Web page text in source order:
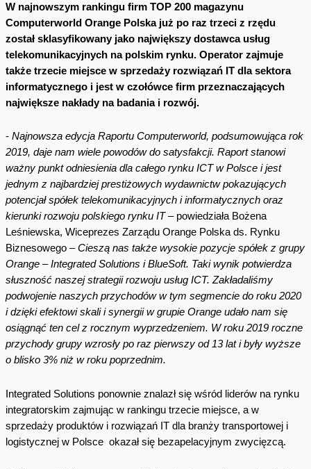
W najnowszym rankingu firm TOP 200 magazynu
Computerworld Orange Polska już po raz trzeci z rzędu
został sklasyfikowany jako największy dostawca usług
telekomunikacyjnych na polskim rynku. Operator zajmuje
także trzecie miejsce w sprzedaży rozwiązań IT dla sektora
informatycznego i jest w czołówce firm przeznaczających
największe nakłady na badania i rozwój.
- Najnowsza edycja Raportu Computerworld, podsumowująca rok
2019, daje nam wiele powodów do satysfakcji. Raport stanowi
ważny punkt odniesienia dla całego rynku ICT w Polsce i jest
jednym z najbardziej prestiżowych wydawnictw pokazujących
potencjał spółek telekomunikacyjnych i informatycznych oraz
kierunki rozwoju polskiego rynku IT– powiedziała Bożena
Leśniewska, Wiceprezes Zarządu Orange Polska ds. Rynku
Biznesowego –Cieszą nas także wysokie pozycje spółek z grupy
Orange – Integrated Solutions i BlueSoft. Taki wynik potwierdza
słuszność naszej strategii rozwoju usług ICT. Zakładaliśmy
podwojenie naszych przychodów w tym segmencie do roku 2020
i dzięki efektowi skali i synergii w grupie Orange udało nam się
osiągnąć ten cel z rocznym wyprzedzeniem. W roku 2019 roczne
przychody grupy wzrosły po raz pierwszy od 13 lat i były wyższe
o blisko 3% niż w roku poprzednim.
Integrated Solutions ponownie znalazł się wśród liderów na rynku
integratorskim zajmując w rankingu trzecie miejsce, a w
sprzedaży produktów i rozwiązań IT dla branży transportowej i
logistycznej w Polsce okazał się bezapelacyjnym zwycięzcą.